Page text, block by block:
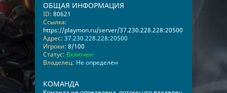
ОБЩАЯ ИНФОРМАЦИЯ
ID: 80621
Ссылка:
https://playmon.ru/server/37.230.228.228:20500
Адрес: 37.230.228.228:20500
Игроки: 8/100
Статус: Включен
Владелец: Не определён
КОМАНДА